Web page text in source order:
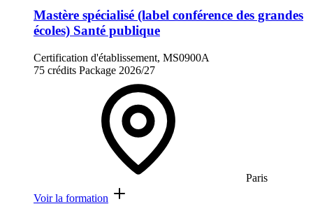
Mastère spécialisé (label conférence des grandes
écoles) Santé publique
Certification d'établissement, MS0900A
75 crédits Package 2026/27
Paris
Voir la formation